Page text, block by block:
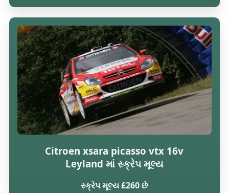
Citroen xsara picasso vtx 16v
Leyland માં સ્ક્રેપ મૂલ્ય
સ્ક્રેપ મૂલ્ય £260 છે